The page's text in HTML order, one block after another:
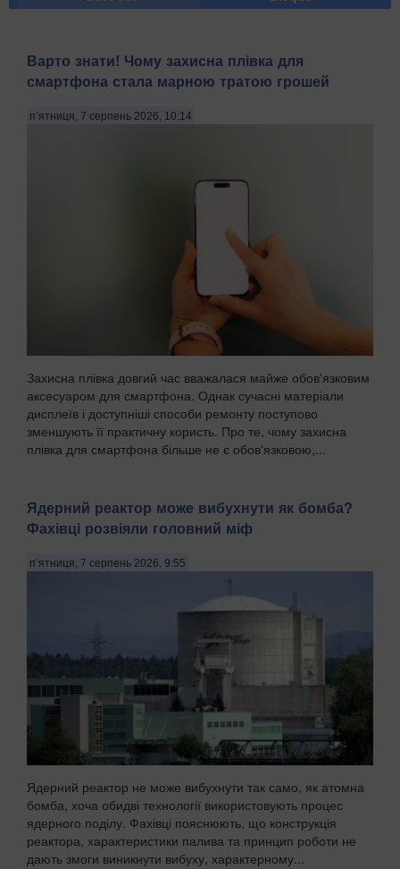
Варто знати! Чому захисна плівка для
смартфона стала марною тратою грошей
п’ятниця, 7 серпень 2026, 10:14
Захисна плівка довгий час вважалася майже обов'язковим
аксесуаром для смартфона. Однак сучасні матеріали
дисплеїв і доступніші способи ремонту поступово
зменшують її практичну користь. Про те, чому захисна
плівка для смартфона більше не є обов'язковою,...
Ядерний реактор може вибухнути як бомба?
Фахівці розвіяли головний міф
п’ятниця, 7 серпень 2026, 9:55
Ядерний реактор не може вибухнути так само, як атомна
бомба, хоча обидві технології використовують процес
ядерного поділу. Фахівці пояснюють, що конструкція
реактора, характеристики палива та принцип роботи не
дають змоги виникнути вибуху, характерному...